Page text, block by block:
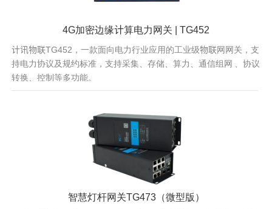
4G加密边缘计算电力网关 | TG452
计讯物联TG452，一款面向电力行业应用的工业级物联网网关，支
持电力协议及规约标准，支持采集、存储、算力、通信组网 、协议
转换、控制等多功能。
智慧灯杆网关TG473（微型版）